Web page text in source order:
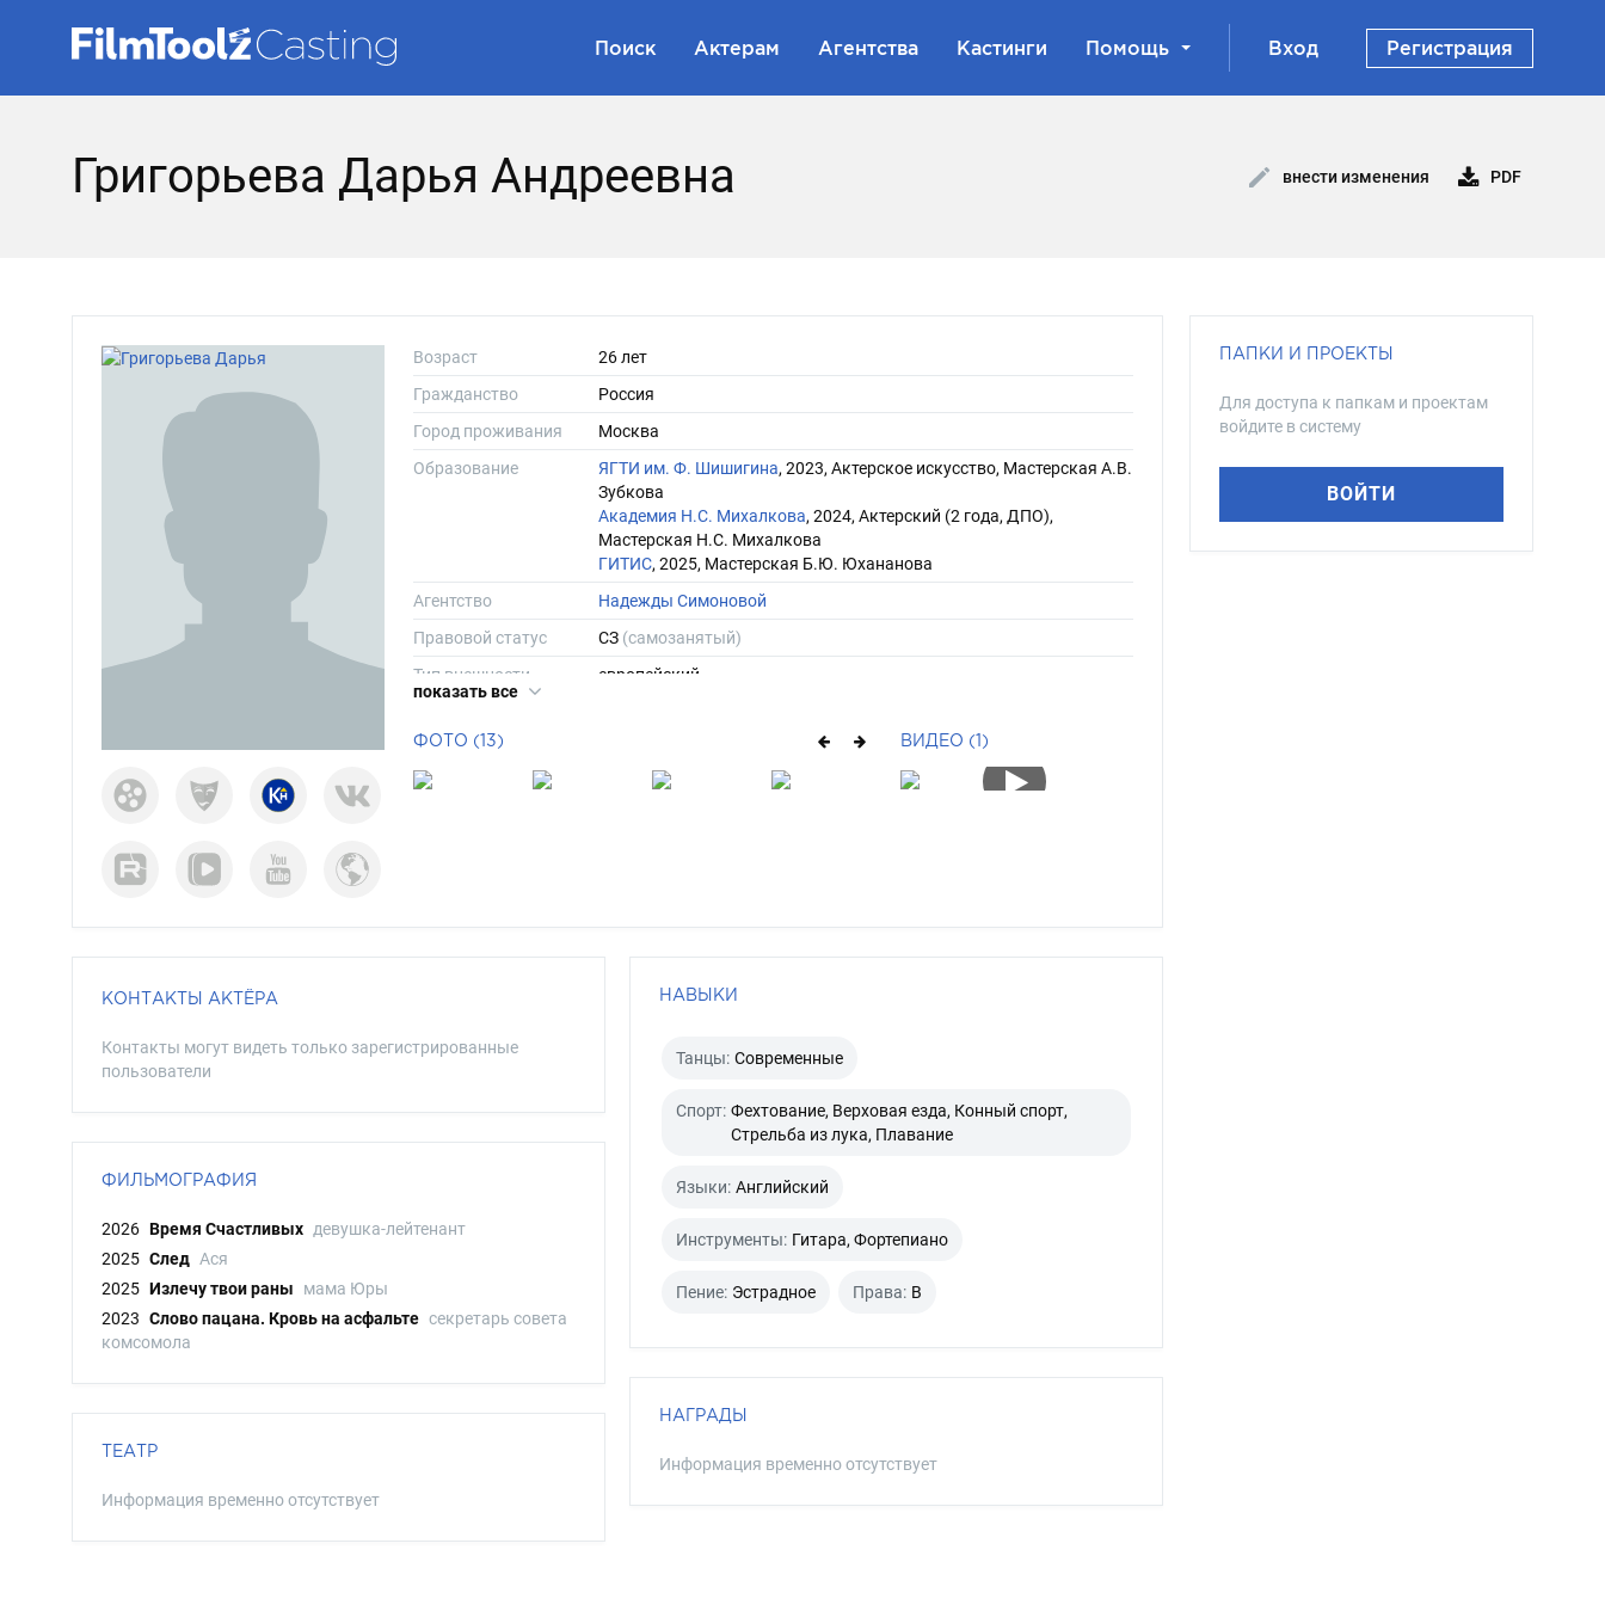
Поиск Актерам Агентства Кастинги Помощь Вход Регистрация
Григорьева Дарья Андреевна внести изменения PDF
Возраст
26 лет
Гражданство
Россия
Город проживания
Москва
Образование
ЯГТИ им. Ф. Шишигина, 2023, Актерское искусство, Мастерская А.В.
Зубкова
Академия Н.С. Михалкова, 2024, Актерский (2 года, ДПО),
Мастерская Н.С. Михалкова
ГИТИС, 2025, Мастерская Б.Ю. Юхананова
Агентство
Надежды Симоновой
Правовой статус
СЗ (самозанятый)
Тип внешности
европейский
Рост
Вес
Цвет волос
шатен
показать все
ФОТО (13) ВИДЕО (1)
КОНТАКТЫ АКТЁРА
Контакты могут видеть только зарегистрированные
пользователи
ФИЛЬМОГРАФИЯ
2026 Время Счастливых девушка-лейтенант
2025 След Ася
2025 Излечу твои раны
мама Юры
2023 Слово пацана. Кровь на асфальте секретарь совета
комсомола
ТЕАТР
Информация временно отсутствует
НАВЫКИ
Танцы: Современные
Спорт: Фехтование, Верховая езда, Конный спорт,
Стрельба из лука, Плавание
Языки: Английский
Инструменты: Гитара, Фортепиано
Пение: Эстрадное Права: B
НАГРАДЫ
Информация временно отсутствует
ПАПКИ И ПРОЕКТЫ
Для доступа к папкам и проектам
войдите в систему
ВОЙТИ